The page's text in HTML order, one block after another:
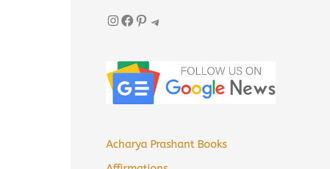
InstagramFacebook Pinterest Telegram
Acharya Prashant Books